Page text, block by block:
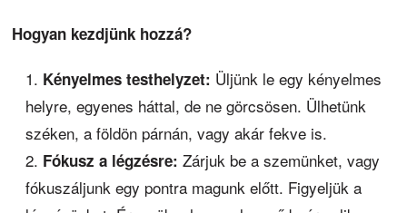
Hogyan kezdjünk hozzá?
Kényelmes testhelyzet: Üljünk le egy kényelmes
helyre, egyenes háttal, de ne görcsösen. Ülhetünk
széken, a földön párnán, vagy akár fekve is.
Fókusz a légzésre: Zárjuk be a szemünket, vagy
fókuszáljunk egy pontra magunk előtt. Figyeljük a